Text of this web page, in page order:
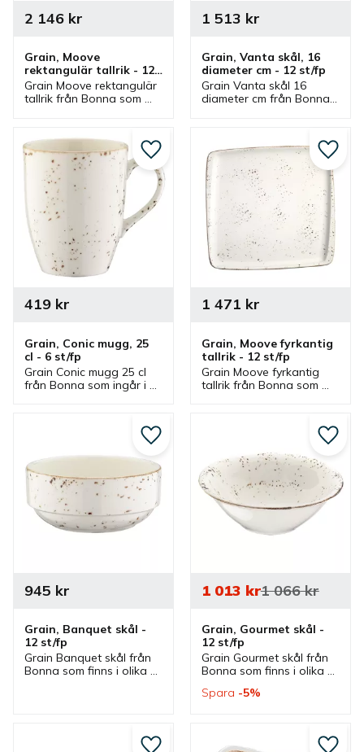
Grain, Moove
rektangulär tallrik - 12
st/fp
Grain Moove rektangulär
tallrik från Bonna som
delar finns. Tallrikar är
bra mattallrikar.
2 146kr
Grain, Vanta skål, 16
diameter cm - 12 st/fp
Grain Vanta skål 16
diameter cm från Bonna
serveringsskål och
matskål.
1 513 kr
Grain, Conic mugg, 25
cl - 6 st/fp
Grain Conic mugg 25 cl
från Bonna som ingår i
handtag som är en bra
419kr
Lägg till i favoriter
Grain, Moove fyrkantig
tallrik - 12 st/fp
Grain Moove fyrkantig
tallrik från Bonna som
1 471 kr
Lägg
Grain, Banquet skål -
12 st/fp
Grain Banquet skål från
Bonna som finns i olika
945 kr
Lägg till i favoriter
Grain, Gourmet skål -
12 st/fp
Grain Gourmet skål från
Bonna som finns i olika
serie där flera delar
1 013 kr1 066kr
Spara 5%
Lägg